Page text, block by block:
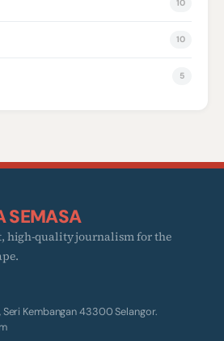
10
10
5
SEMASA
high-quality journalism for the
Kembangan 43300 Selangor.